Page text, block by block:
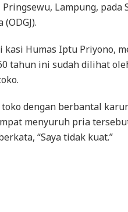
Lampung, pada
kasi Humas Iptu Priyono,
tahun ini sudah dilihat
dengan berbantal
menyuruh pria
“Saya tidak kuat.”